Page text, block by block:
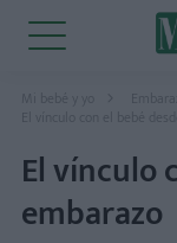
Mi bebé y yo Embarazo
El vínculo con el bebé
El vínculo
embarazo